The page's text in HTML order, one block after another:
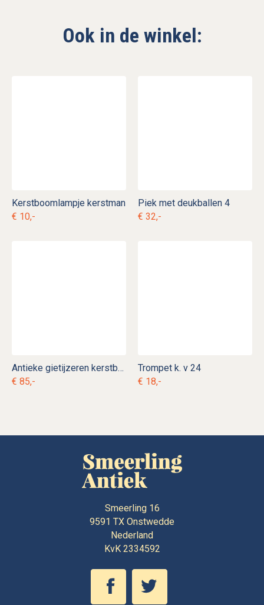
Ook in de winkel:
Kerstboomlampje kerstman
€ 10,-
Piek met deukballen 4
€ 32,-
Antieke gietijzeren kerstboomvoet k. d 5
€ 85,-
Trompet k. v 24
€ 18,-
Smeerling 16
9591 TX Onstwedde
Nederland
KvK 2334592